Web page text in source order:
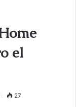
el
27